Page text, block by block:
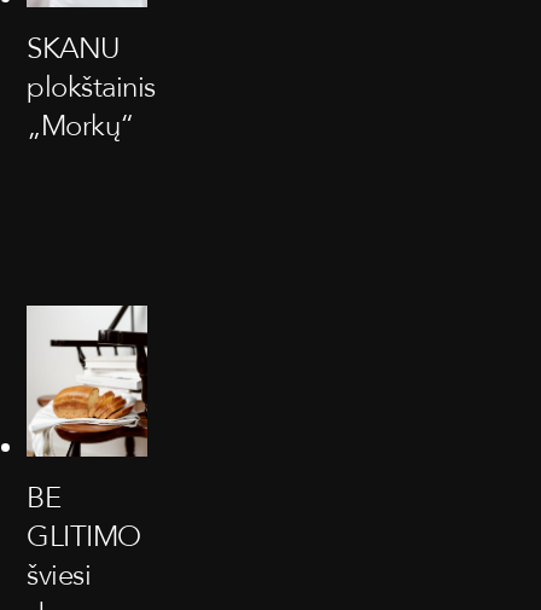
SKANU
plokštainis
„Morkų“
BE
GLITIMO
šviesi